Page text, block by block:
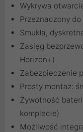
Wykrywa
Przeznaczony
Smukła,
Zasięg
Horizon+)
Zabezpieczenie
Prosty montaż:
Żywotność
komplecie)
Możliwość